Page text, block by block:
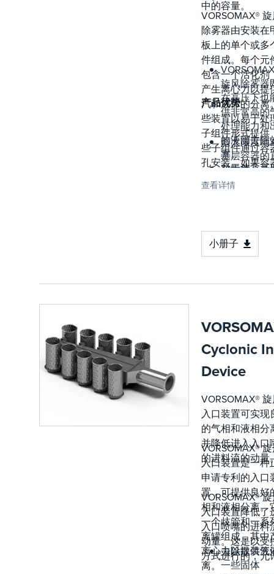
中的容量。
VORSOMAX®
除雾器由安装在
板上的单个或多
件组成。每个元
包含一个活化剂
产生离心力以提
汽和液体的分离
些装置以易于处
子组件形式提供
些子组件通过容
孔安装。如果容
有本体法兰，则
可以合并为一个
旋风除雾器
在高压下也
供非常高的
处理能力和
的液滴去除
率。
对于涉及高
离器的基层
供最低的总
本解决方案
面积的减少
如：更快的
输成本、简
安装以及更
容器总成本
对于需要大
外容量的现
压分离器，
除雾器可以
气体容量，
超过任何其
雾技术。
旋风除雾器
先进的两级
DEMISTER-
PLUS 除雾
以提供高产
产品优势
最大限度地
基层容器的
和重量，这
压应用中
以进行容量
级
易于通过容
查看详情
小册子
Cyclonic
Device
VORSOMAX®
入口装置可实现
的气相和液相分
并降低进入入口
的进料流的动量
VORSOMAX®
入口装置是一种
申请专利的入口
置，可提供良好
相和液相分离。
一个歧管和一系
离罐组成，其中
离心力以提供气
离。
VORSOMAX®
入口装置降低了
入口喷嘴的进料
动量。这是以受
方式进行的，允
去除散装液
一些固体